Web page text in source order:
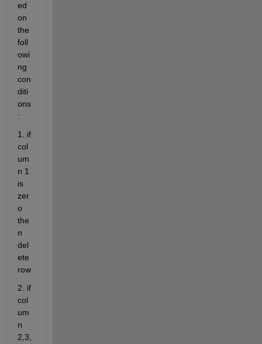
ed
on
the
foll
owi
ng
con
diti
ons
:
1. if
col
um
n 1
is
zer
o
the
n
del
ete
row
2. if
col
um
n
2,3,